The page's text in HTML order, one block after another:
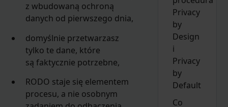
z wbudowaną ochroną
danych od pierwszego dnia,
domyślnie przetwarzasz
tylko te dane, które
są faktycznie potrzebne,
RODO staje się elementem
procesu, a nie osobnym
Privacy
by
Design
i
Privacy
by
Default
Co